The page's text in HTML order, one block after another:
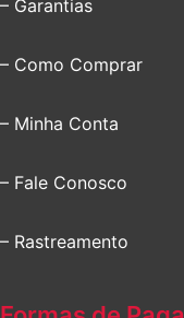
– Garantias
– Como Comprar
– Minha Conta
– Fale Conosco
– Rastreamento